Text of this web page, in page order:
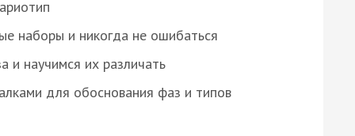
наборы и никогда не ошибаться
и научимся их различать
для обоснования фаз и типов